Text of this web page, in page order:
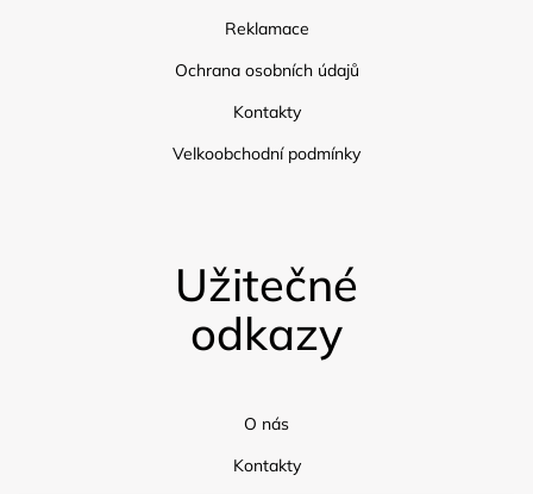
Reklamace
Ochrana osobních údajů
Kontakty
Velkoobchodní podmínky
Užitečné
odkazy
O nás
Kontakty